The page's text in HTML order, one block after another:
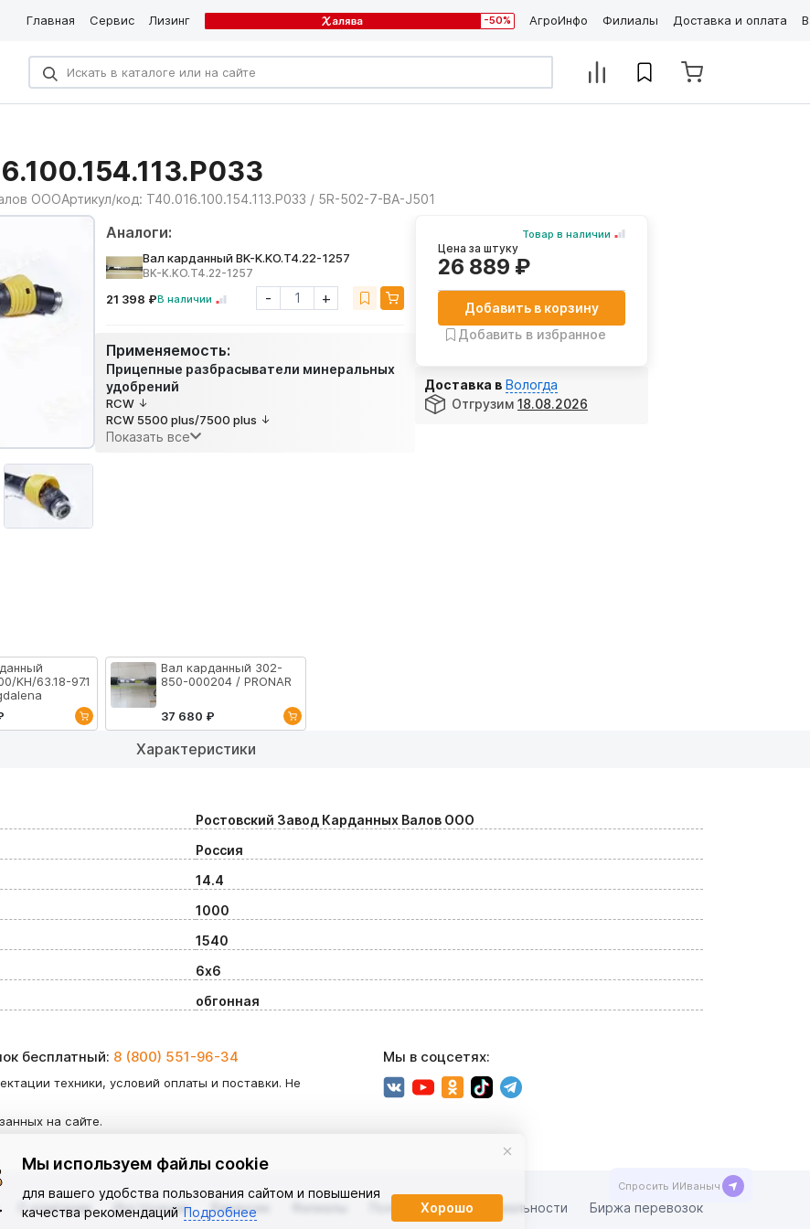
Главная Сервис Лизинг -50% АгроИнфо Филиалы Доставка и оплата
ОООАртикул/код: Т40.016.100.154.113.Р033 / 5R-502-7-BA-J501
Аналоги:
Вал карданный BK-K.KO.T4.22-1257
BK-K.KO.T4.22-1257
21 398 ₽В наличии - +
Применяемость:
Прицепные разбрасыватели минеральных
удобрений
RCW
RCW 5500 plus/7500 plus
Показать все
Товар в наличии
Цена за штуку
26 889 ₽
Добавить в корзину
Добавить в избранное
Доставка в Вологда
Отгрузим 18.08.2026
KH/63.18-97.1
Вал карданный 302-
850-000204 / PRONAR
37 680 ₽
Характеристики
Ростовский Завод Карданных Валов ООО
Россия
14.4
1000
1540
6х6
обгонная
Мы используем файлы cookie
для вашего удобства пользования сайтом и повышения
качества рекомендаций Подробнее Хорошо
бесплатный: 8 (800) 551-96-34
техники, условий оплаты и поставки. Не
на сайте.
Мы в соцсетях:
О компании Инструкции Вакансии Политика конфиденциальности Биржа перевозок